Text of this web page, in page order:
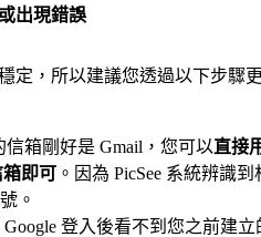
出現錯誤
定，所以建議您透過以下步驟
信箱剛好是 Gmail，您可以直接
箱即可 。因為 PicSee 系統辨識到
。
登入後看不到您之前建立